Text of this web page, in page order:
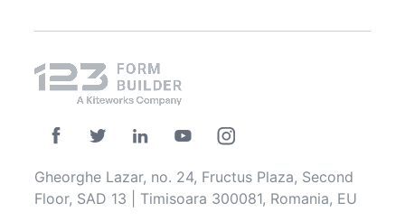
Gheorghe Lazar, no. 24, Fructus Plaza, Second
Floor, SAD 13 | Timisoara 300081, Romania, EU